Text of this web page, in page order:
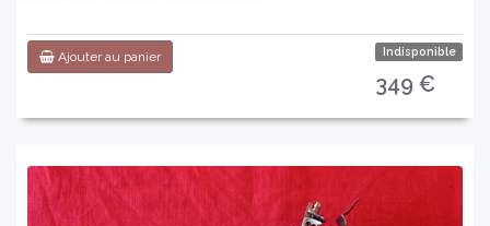
Ajouter au panier Indisponible
349 €